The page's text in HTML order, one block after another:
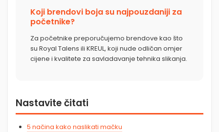
Koji brendovi boja su najpouzdaniji za
početnike?
Za početnike preporučujemo brendove kao što
su Royal Talens ili KREUL, koji nude odličan omjer
cijene i kvalitete za savladavanje tehnika slikanja.
Nastavite čitati
5 načina kako naslikati mačku